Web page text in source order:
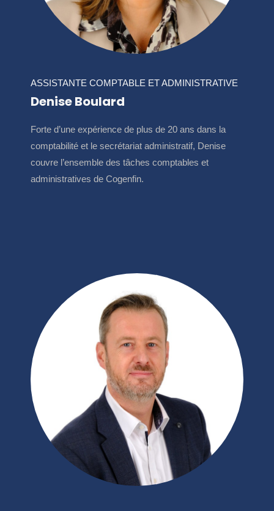
ASSISTANTE COMPTABLE ET ADMINISTRATIVE
Denise Boulard
Forte d’une expérience de plus de 20 ans dans la
comptabilité et le secrétariat administratif, Denise
couvre l’ensemble des tâches comptables et
administratives de Cogenfin.